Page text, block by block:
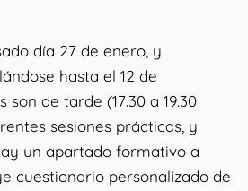
día 27 de enero, y
hasta el 12 de
de tarde (17.30 a 19.30
sesiones prácticas, y
un apartado formativo a
cuestionario personalizado de